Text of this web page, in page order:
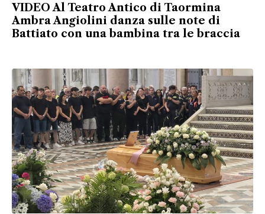
VIDEO Al Teatro Antico di Taormina
Ambra Angiolini danza sulle note di
Battiato con una bambina tra le braccia